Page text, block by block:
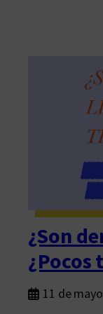
¿Son
¿Pocos
11 de